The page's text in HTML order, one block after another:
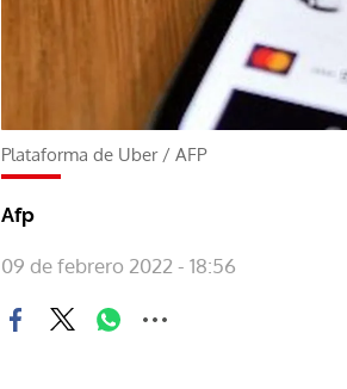
Plataforma de Uber/ AFP
Afp
09 de febrero 2022 - 18:56